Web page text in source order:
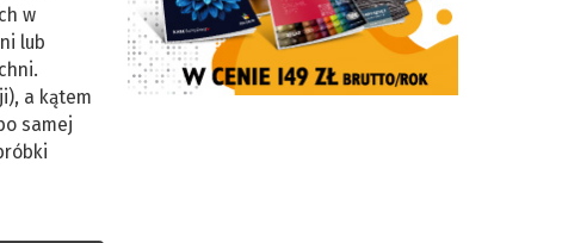
w
lub
a kątem
samej